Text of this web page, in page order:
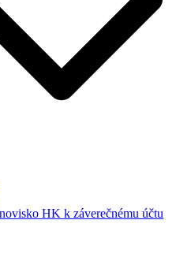
HK k záverečnému účtu